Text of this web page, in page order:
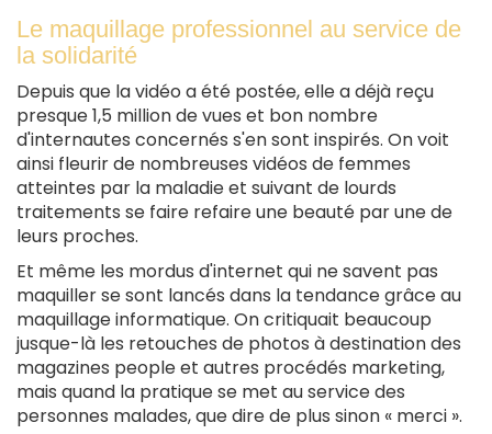
Le maquillage professionnel au service de
la solidarité
Depuis que la vidéo a été postée, elle a déjà reçu
presque 1,5 million de vues et bon nombre
d'internautes concernés s'en sont inspirés. On voit
ainsi fleurir de nombreuses vidéos de femmes
atteintes par la maladie et suivant de lourds
traitements se faire refaire une beauté par une de
leurs proches.
Et même les mordus d'internet qui ne savent pas
maquiller se sont lancés dans la tendance grâce au
maquillage informatique. On critiquait beaucoup
jusque-là les retouches de photos à destination des
magazines people et autres procédés marketing,
mais quand la pratique se met au service des
personnes malades, que dire de plus sinon « merci ».